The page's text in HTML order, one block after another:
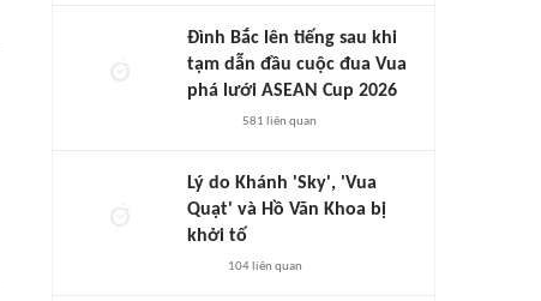
Đình Bắc lên tiếng sau khi
tạm dẫn đầu cuộc đua Vua
phá lưới ASEAN Cup 2026
581 liên quan
Lý do Khánh 'Sky', 'Vua
Quạt' và Hồ Văn Khoa bị
khởi tố
104liên quan